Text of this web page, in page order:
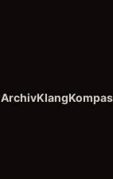
Archiv